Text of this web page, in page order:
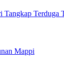
Tangkap Terduga
Mappi